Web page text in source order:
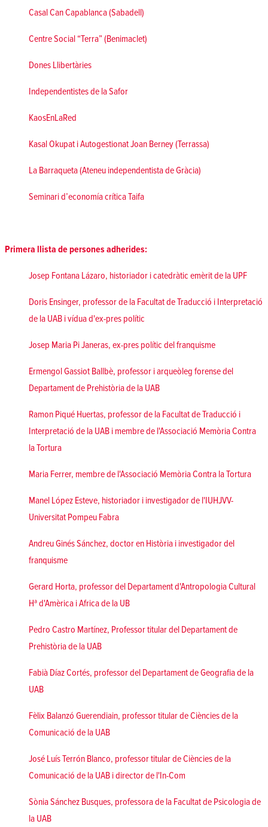
Casal Can Capablanca (Sabadell)
Centre Social “Terra” (Benimaclet)
Dones Llibertàries
Independentistes de la Safor
KaosEnLaRed
Kasal Okupat i Autogestionat Joan Berney (Terrassa)
La Barraqueta (Ateneu independentista de Gràcia)
Seminari d’economía crítica Taifa
Primera llista de persones adherides:
Josep Fontana Lázaro, historiador i catedràtic emèrit de la UPF
Doris Ensinger, professor de la Facultat de Traducció i Interpretació
de la UAB i vídua d'ex-pres polític
Josep Maria Pi Janeras, ex-pres polític del franquisme
Ermengol Gassiot Ballbè, professor i arqueòleg forense del
Departament de Prehistòria de la UAB
Ramon Piqué Huertas, professor de la Facultat de Traducció i
Interpretació de la UAB i membre de l'Associació Memòria Contra
la Tortura
Maria Ferrer, membre de l'Associació Memòria Contra la Tortura
Manel López Esteve, historiador i investigador de l'IUHJVV-
Universitat Pompeu Fabra
Andreu Ginés Sánchez, doctor en Història i investigador del
franquisme
Gerard Horta, professor del Departament d'Antropologia Cultural
Hª d'Amèrica i Africa de la UB
Pedro Castro Martínez, Professor titular del Departament de
Prehistòria de la UAB
Fabià Díaz Cortés, professor del Departament de Geografia de la
UAB
Fèlix Balanzó Guerendiain, professor titular de Ciències de la
Comunicació de la UAB
José Luís Terrón Blanco, professor titular de Ciències de la
Comunicació de la UAB i director de l'In-Com
Sònia Sánchez Busques, professora de la Facultat de Psicologia de
la UAB